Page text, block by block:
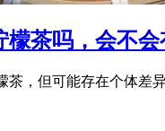
茶吗，会不会
，但可能存在个体差